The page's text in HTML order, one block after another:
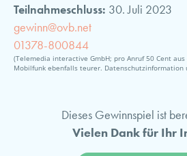
Teilnahmeschluss: 30. Juli 2023
gewinn@ovb.net
01378-800844
(Telemedia interactive GmbH; pro Anruf 50 Cent
Mobilfunk ebenfalls teurer.
Dieses Gewinnspiel ist
Vielen Dank für Ihr